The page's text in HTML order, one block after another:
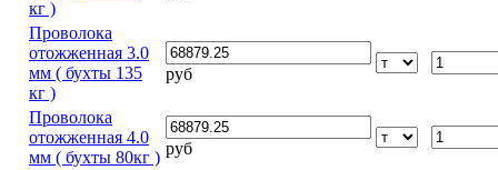
кг )
Проволока
отожженная 3.0
мм ( бухты 135
кг )
руб
Проволока
отожженная 4.0
мм ( бухты 80кг ) руб